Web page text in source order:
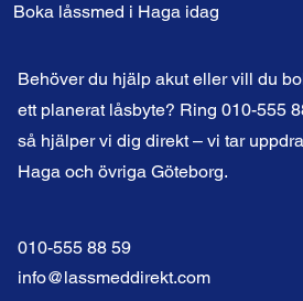
Boka låssmed i Haga idag
Behöver du hjälp akut eller vill du
ett planerat låsbyte? Ring 010-555
så hjälper vi dig direkt – vi tar
Haga och övriga Göteborg.
010-555 88 59
info@lassmeddirekt.com